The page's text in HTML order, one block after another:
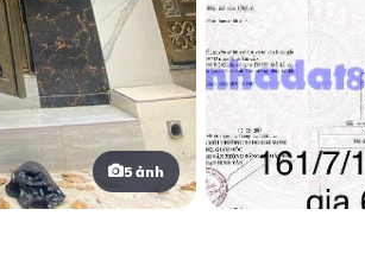
5 ảnh